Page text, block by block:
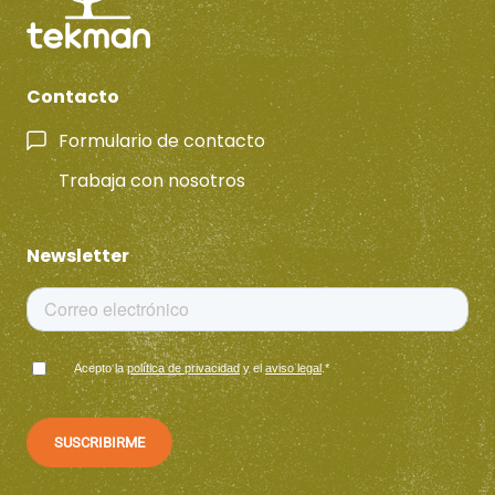
Contacto
Formulario de contacto
Trabaja con nosotros
Newsletter
Acepto lapolítica de privacidady el aviso legal.*